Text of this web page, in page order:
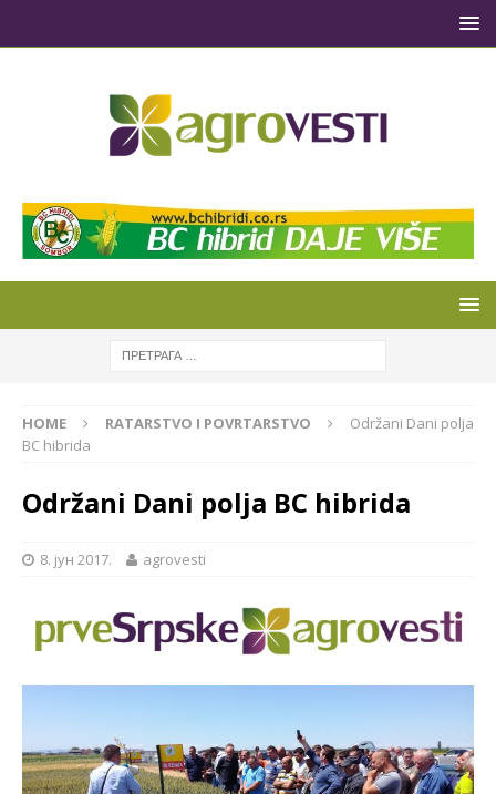
HOME RATARSTVO I POVRTARSTVO
Održani Dani polja
BC hibrida
Održani Dani polja BC hibrida
8. јун 2017. agrovesti